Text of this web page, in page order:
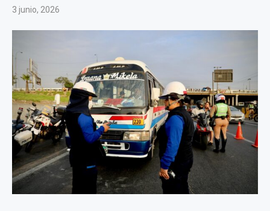
3 junio, 2026